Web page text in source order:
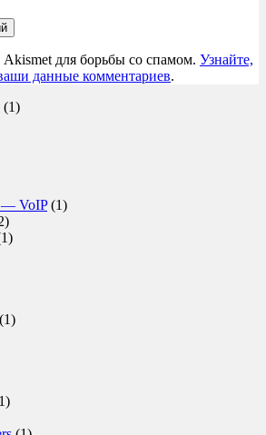
Akismet для борьбы со спамом. Узнайте,
данные комментариев.
(1)
— VoIP(1)